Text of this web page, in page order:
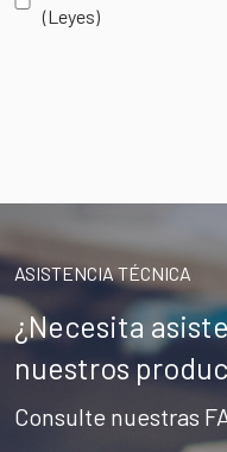
(Leyes)
ASISTENCIA TÉCNICA
¿Necesita
nuestros
Consulte nuestras